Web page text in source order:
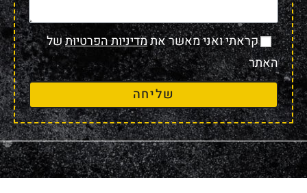
קראתי ואני מאשר אתמדיניות הפרטיותשל
האתר
שליחה